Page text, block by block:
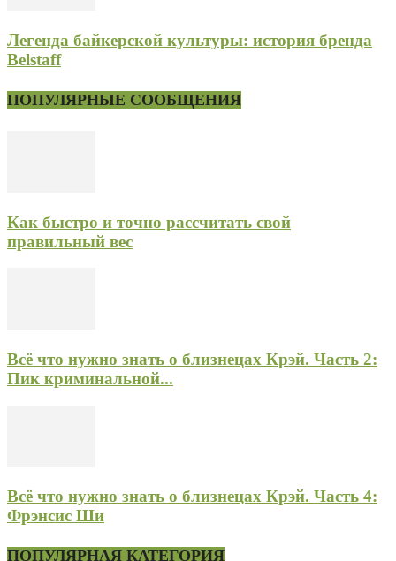
Легенда байкерской культуры: история бренда
Belstaff
ПОПУЛЯРНЫЕ СООБЩЕНИЯ
Как быстро и точно рассчитать свой
правильный вес
Всё что нужно знать о близнецах Крэй. Часть 2:
Пик криминальной...
Всё что нужно знать о близнецах Крэй. Часть 4:
Фрэнсис Ши
ПОПУЛЯРНАЯ КАТЕГОРИЯ